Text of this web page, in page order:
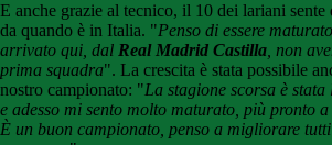
E anche grazie al tecnico, il 10 dei lariani sente
da quando è in Italia. "Penso di essere
arrivato qui, dal Real Madrid Castilla , non
prima squadra". La crescita è stata possibile
nostro campionato: "La stagione scorsa è
e adesso mi sento molto maturato, più pronto
È un buon campionato, penso a migliorare